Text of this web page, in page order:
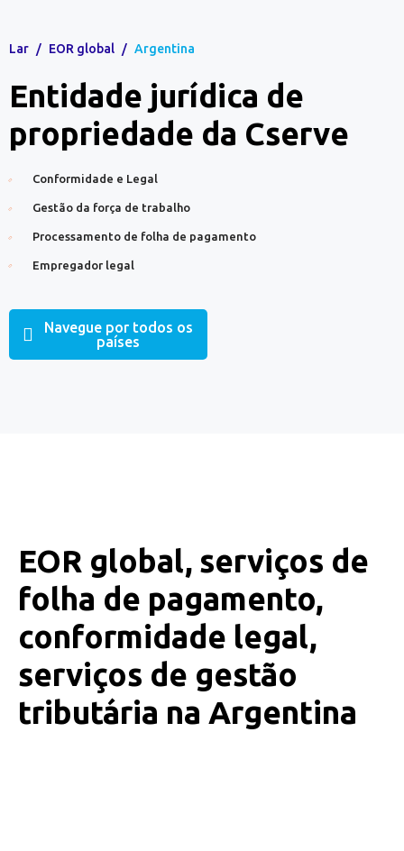
Lar / EOR global / Argentina
Entidade jurídica de
propriedade da Cserve
Conformidade e Legal
Gestão da força de trabalho
Processamento de folha de pagamento
Empregador legal
Navegue por todos os
países
EOR global, serviços de
folha de pagamento,
conformidade legal,
serviços de gestão
tributária na Argentina